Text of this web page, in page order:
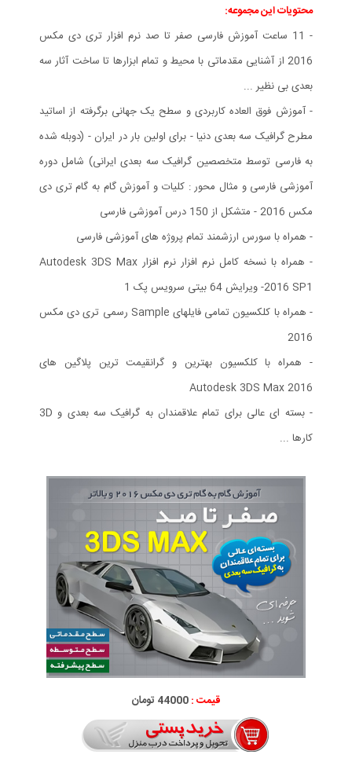
محتویات این مجموعه:
- 11 ساعت آموزش فارسی صفر تا صد نرم افزار تری دی مکس
2016 از آشنایی مقدماتی با محیط و تمام ابزارها تا ساخت آثار سه
بعدی بی نظیر ...
- آموزش فوق العاده کاربردی و سطح یک جهانی برگرفته از اساتید
مطرح گرافیک سه بعدی دنیا - برای اولین بار در ایران - (دوبله شده
به فارسی توسط متخصصین گرافیک سه بعدی ایرانی) شامل دوره
آموزشی فارسی و مثال محور : کلیات و آموزش گام به گام تری دی
مکس 2016 - متشکل از 150 درس آموزشی فارسی
- همراه با سورس ارزشمند تمام پروژه های آموزشی فارسی
- همراه با نسخه کامل نرم افزار نرم افزار Autodesk 3DS Max
2016 SP1- ویرایش 64 بیتی سرویس پک 1
- همراه با کلکسیون تمامی فایلهای Sample رسمی تری دی مکس
2016
- همراه با کلکسیون بهترین و گرانقیمت ترین پلاگین های
Autodesk 3DS Max 2016
- بسته ای عالی برای تمام علاقمندان به گرافیک سه بعدی و 3D
کارها ...
قیمت :44000 تومان